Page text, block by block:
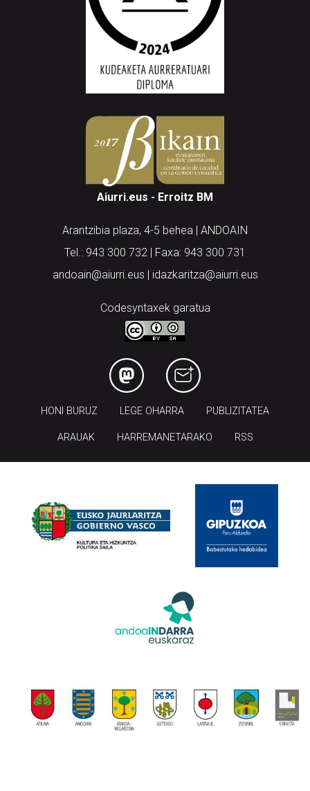
Aiurri.eus - Erroitz BM
Arantzibia plaza, 4-5 behea | ANDOAIN
Tel.: 943 300 732 | Faxa: 943 300 731
andoain@aiurri.eus | idazkaritza@aiurri.eus
Codesyntaxek garatua
HONI BURUZ LEGE OHARRA PUBLIZITATEA
ARAUAK HARREMANETARAKO RSS